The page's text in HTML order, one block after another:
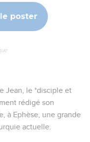
poster
Jean, le *disciple et
rédigé son
à Ephèse, une grande
actuelle.